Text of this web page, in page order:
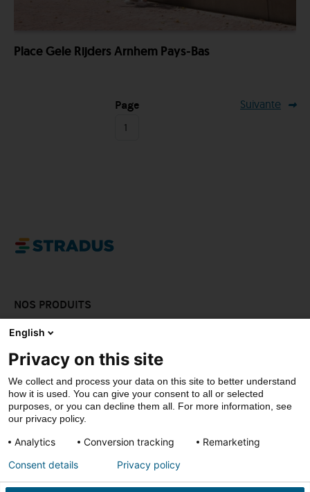
Place Gele Rijders Arnhem Pays-Bas
Page Suivante
NOS PRODUITS
LAISSEZ-VOUS INPSIRER
DOWNLOADS
CONTACT
© Stradus
Privacy- & cookiepolicy
English
Privacy on this site
We collect and process your data on this site to better understand
how it is used. You can give your consent to all or selected
purposes, or you can decline them all. For more information, see
our privacy policy.
Analytics Conversion tracking
Remarketing
Consent details
Privacy policy